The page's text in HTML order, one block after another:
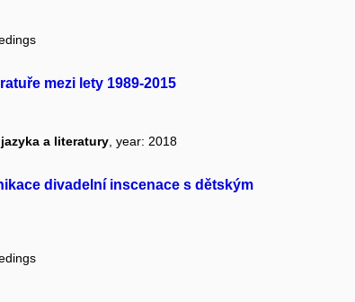
mezi lety 1989-2015
a literatury , year: 2018
divadelní inscenace s dětským